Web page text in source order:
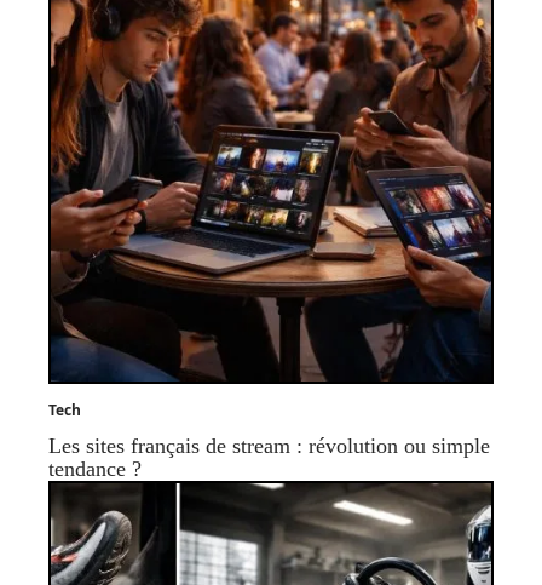
Tech
Les sites français de stream : révolution ou simple
tendance ?